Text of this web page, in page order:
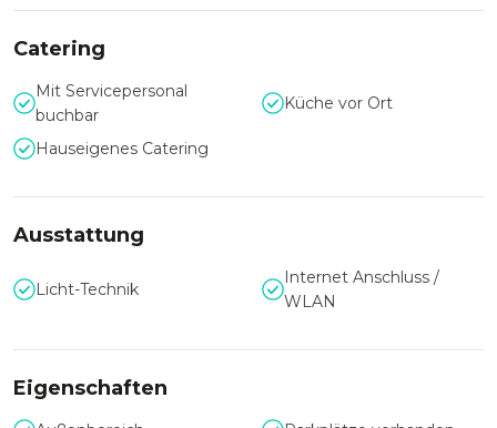
Innenarchitektur gepaart mit einer Vielzahl gesammelter
Industriemöbel und Lampen geben diesem Ort seinen
besonderen Charme.
Das eins44 bieten mit seinen Räumlichkeiten über zwei
Ebenen das besondere Etwas für ein exklusives Event.
Neben unserer erstklassigen Küche und unserer
wird.
Wir freuen uns Ihre Veranstaltung!
Catering
Mit Servicepersonal
buchbar
Küche vor Ort
Hauseigenes Catering
Ausstattung
Licht-Technik
Internet Anschluss /
WLAN
Eigenschaften